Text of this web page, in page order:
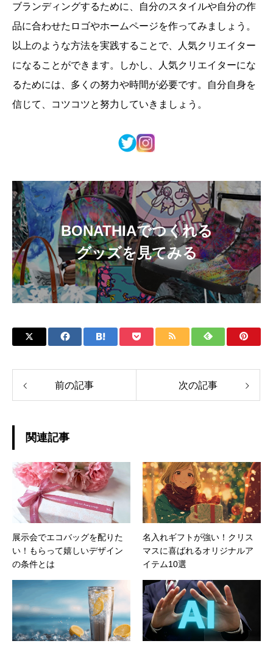
ブランディングするために、自分のスタイルや自分の作
品に合わせたロゴやホームページを作ってみましょう。
以上のような方法を実践することで、人気クリエイター
になることができます。しかし、人気クリエイターにな
るためには、多くの努力や時間が必要です。自分自身を
信じて、コツコツと努力していきましょう。
BONATHIAでつくれる
グッズを見てみる
前の記事 次の記事
関連記事
展示会でエコバッグを配りた
い！もらって嬉しいデザイン
の条件とは
名入れギフトが強い！クリス
マスに喜ばれるオリジナルア
イテム10選